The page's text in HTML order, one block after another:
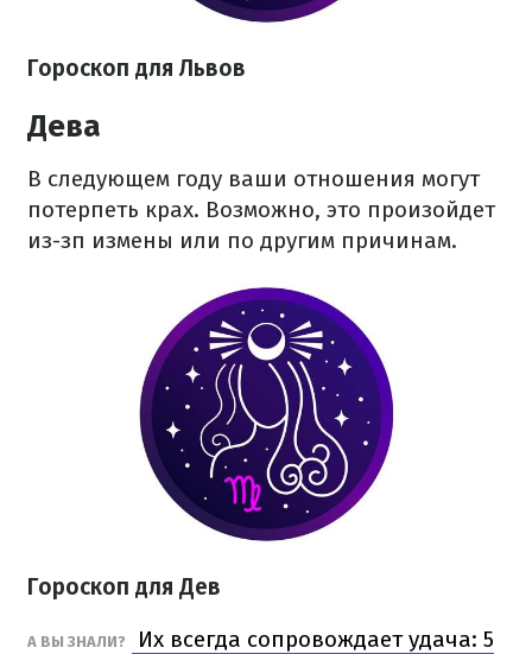
Гороскоп для Львов
Дева
В следующем году ваши отношения могут
потерпеть крах. Возможно, это произойдет
из-зп измены или по другим причинам.
Гороскоп для Дев
А ВЫ ЗНАЛИ?
Их всегда сопровождает удача: 5